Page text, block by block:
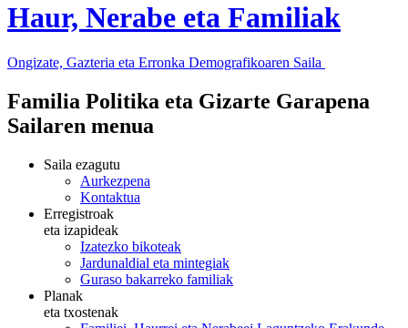
Haur, Nerabe eta Familiak
Ongizate, Gazteria eta Erronka Demografikoaren Saila
Familia Politika eta Gizarte Garapena
Sailaren menua
Saila ezagutu
Aurkezpena
Kontaktua
Erregistroak
eta izapideak
Izatezko bikoteak
Jardunaldial eta mintegiak
Guraso bakarreko familiak
Planak
eta txostenak